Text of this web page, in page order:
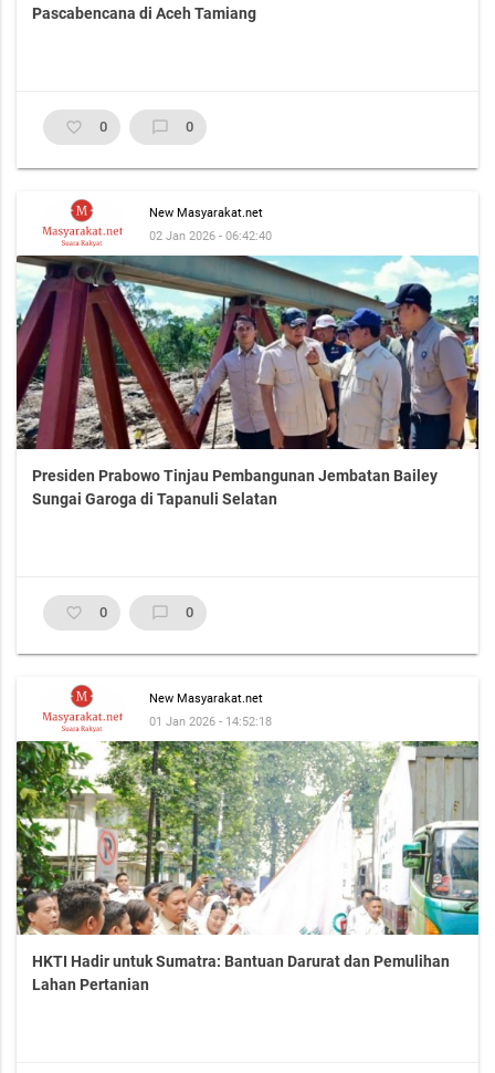
Pascabencana di Aceh Tamiang
favorite_border 0 chat_bubble_outline 0
New Masyarakat.net
02 Jan 2026 - 06:42:40
Presiden Prabowo Tinjau Pembangunan Jembatan Bailey
Sungai Garoga di Tapanuli Selatan
favorite_border 0 chat_bubble_outline 0
New Masyarakat.net
01 Jan 2026 - 14:52:18
HKTI Hadir untuk Sumatra: Bantuan Darurat dan Pemulihan
Lahan Pertanian